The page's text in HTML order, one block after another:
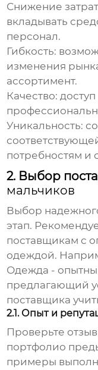
Снижение
вкладывать
персонал.
Гибкость:
изменения
ассортимент.
Качество:
Уникальность:
потребностям и
2. Выбор
мальчиков
Выбор
этап.
поставщикам с
одеждой.
Одежда -
предлагающий
поставщика
2.1. Опыт и
Проверьте
портфолио
примеры